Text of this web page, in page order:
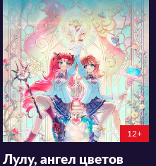
6033
40 17
1:20:41:8
12+
Лулу, ангел цветов